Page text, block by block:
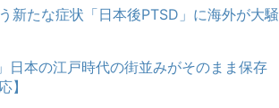
新たな症状「日本後PTSD」に海外が大騒
本の江戸時代の街並みがそのまま保存
】